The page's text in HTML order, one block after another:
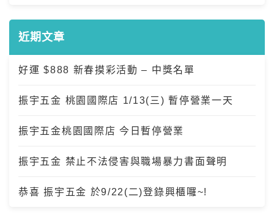
近期文章
好運 $888 新春摸彩活動 – 中獎名單
振宇五金 桃園國際店 1/13(三) 暫停營業一天
振宇五金桃園國際店 今日暫停營業
振宇五金 禁止不法侵害與職場暴力書面聲明
恭喜 振宇五金 於9/22(二)登錄興櫃囉~!